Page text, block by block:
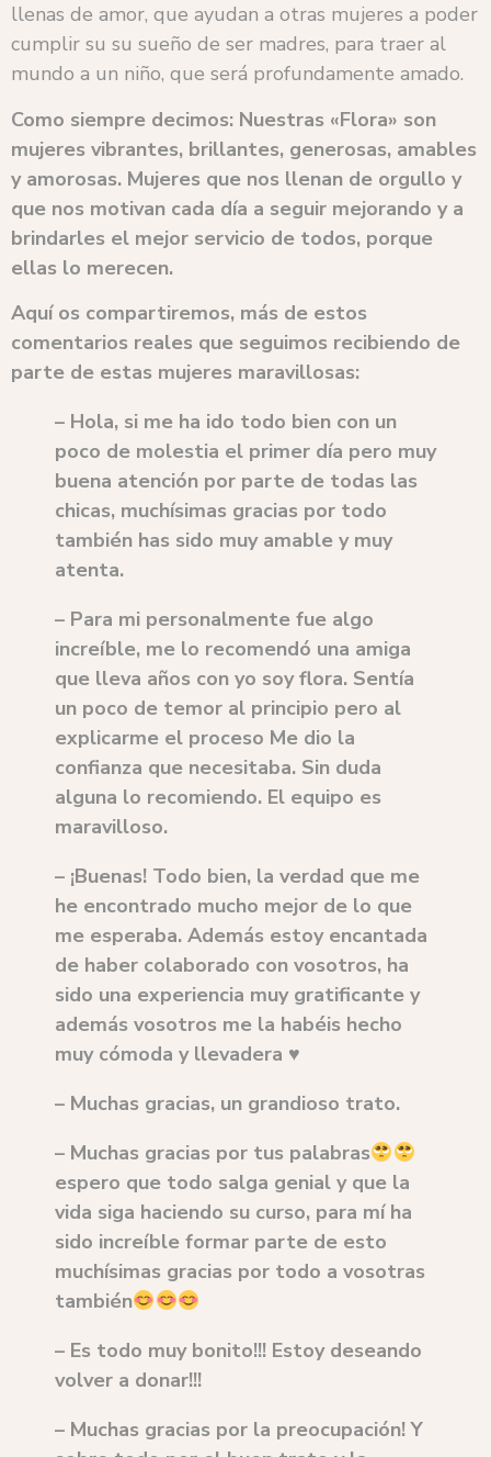
llenas de amor, que ayudan a otras mujeres a poder
cumplir su su sueño de ser madres, para traer al
mundo a un niño, que será profundamente amado.
Como siempre decimos: Nuestras «Flora» son
mujeres vibrantes, brillantes, generosas, amables
y amorosas. Mujeres que nos llenan de orgullo y
que nos motivan cada día a seguir mejorando y a
brindarles el mejor servicio de todos, porque
ellas lo merecen.
Aquí os compartiremos, más de estos
comentarios reales que seguimos recibiendo de
parte de estas mujeres maravillosas:
– Hola, si me ha ido todo bien con un
poco de molestia el primer día pero muy
buena atención por parte de todas las
chicas, muchísimas gracias por todo
también has sido muy amable y muy
atenta.
– Para mi personalmente fue algo
increíble, me lo recomendó una amiga
que lleva años con yo soy flora. Sentía
un poco de temor al principio pero al
explicarme el proceso Me dio la
confianza que necesitaba. Sin duda
alguna lo recomiendo. El equipo es
maravilloso.
– ¡Buenas! Todo bien, la verdad que me
he encontrado mucho mejor de lo que
me esperaba. Además estoy encantada
de haber colaborado con vosotros, ha
sido una experiencia muy gratificante y
además vosotros me la habéis hecho
muy cómoda y llevadera ♥️
– Muchas gracias, un grandioso trato.
– Muchas gracias por tus palabras
espero que todo salga genial y que la
vida siga haciendo su curso, para mí ha
sido increíble formar parte de esto
muchísimas gracias por todo a vosotras
también
– Es todo muy bonito!!! Estoy deseando
volver a donar!!!
– Muchas gracias por la preocupación! Y